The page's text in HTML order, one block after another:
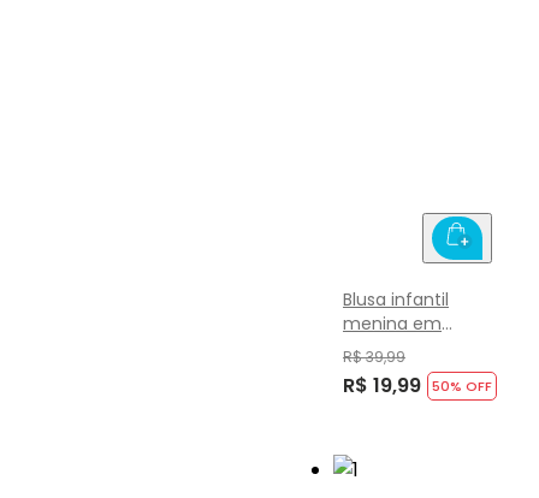
Blusa infantil
menina em
cotton Brandili
R$ 39,99
R$ 19,99 50% OFF